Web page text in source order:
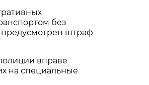
без
предусмотрен штраф
вправе
на специальные